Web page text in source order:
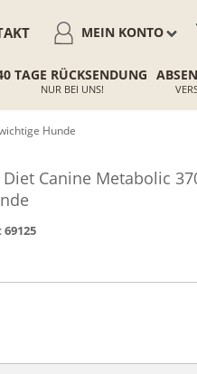
MEIN KONTO
TAGE RÜCKSENDUNG
NUR BEI UNS!
Hunde
Canine Metabolic
69125